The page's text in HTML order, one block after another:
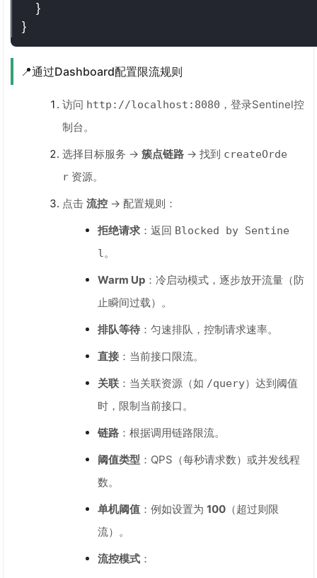
}
}
📍通过Dashboard配置限流规则
访问 http://localhost:8080 ，登录Sentinel控
制台。
选择目标服务 → 簇点链路→ 找到 createOrde
r资源。
点击 流控→ 配置规则：
拒绝请求：返回 Blocked by Sentine
l。
Warm Up：冷启动模式，逐步放开流量（防
止瞬间过载）。
排队等待：匀速排队，控制请求速率。
直接：当前接口限流。
关联：当关联资源（如 /query）达到阈值
时，限制当前接口。
链路：根据调用链路限流。
阈值类型 ：QPS（每秒请求数）或并发线程
数。
单机阈值：例如设置为 100（超过则限
流）。
流控模式：